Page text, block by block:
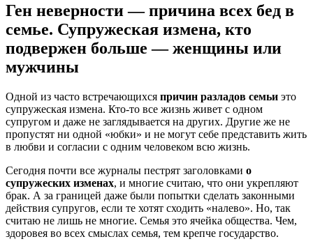
Ген неверности — причина всех бед в
семье. Супружеская измена, кто
подвержен больше — женщины или
мужчины
Одной из часто встречающихся причин разладов семьи это
супружеская измена. Кто-то все жизнь живет с одном
супругом и даже не заглядывается на других. Другие же не
пропустят ни одной «юбки» и не могут себе представить жить
в любви и согласии с одним человеком всю жизнь.
Сегодня почти все журналы пестрят заголовками о
супружеских изменах, и многие считаю, что они укрепляют
брак. А за границей даже были попытки сделать законными
действия супругов, если те хотят сходить «налево». Но, так
считаю не лишь не многие. Семья это ячейка общества. Чем,
здоровея во всех смыслах семья, тем крепче государство.